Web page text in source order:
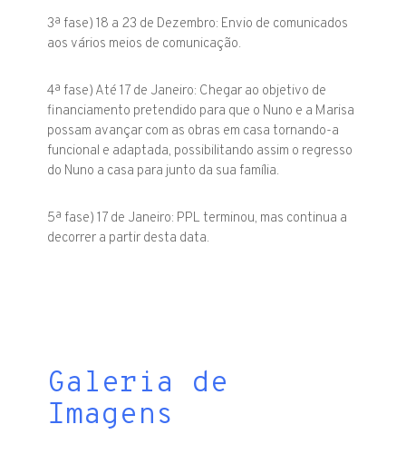
3ª fase) 18 a 23 de Dezembro: Envio de comunicados
aos vários meios de comunicação.
4ª fase) Até 17 de Janeiro: Chegar ao objetivo de
financiamento pretendido para que o Nuno e a Marisa
possam avançar com as obras em casa tornando-a
funcional e adaptada, possibilitando assim o regresso
do Nuno a casa para junto da sua família.
5ª fase) 17 de Janeiro: PPL terminou, mas continua a
decorrer a partir desta data.
Galeria de
Imagens